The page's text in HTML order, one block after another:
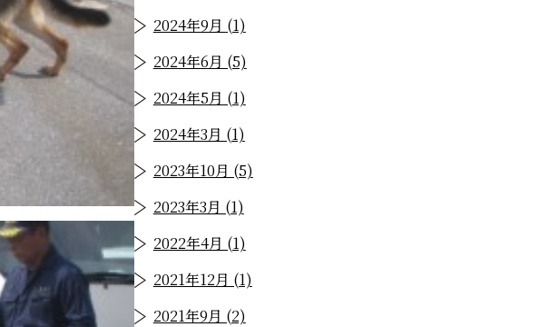
2024年9月 (1)
2024年6月 (5)
2024年5月 (1)
2024年3月 (1)
2023年10月 (5)
2023年3月 (1)
2022年4月 (1)
2021年12月 (1)
2021年9月 (2)